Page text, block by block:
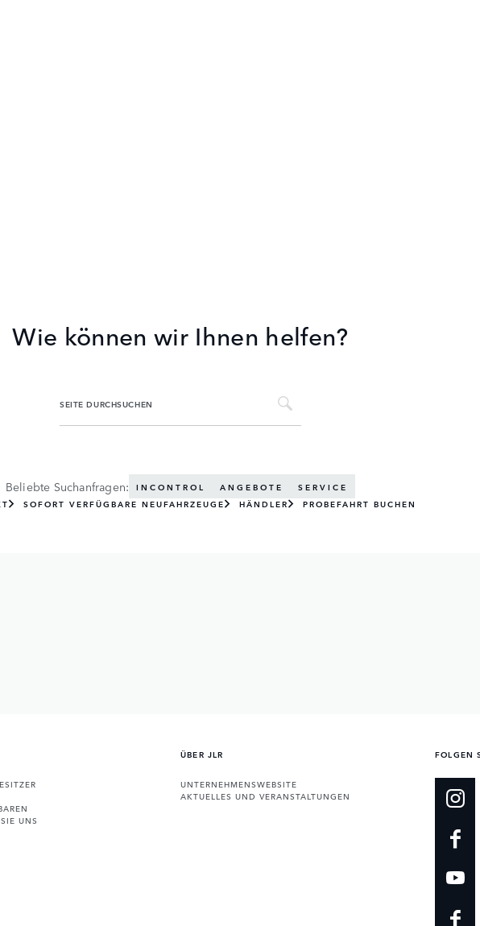
Wie können wir Ihnen helfen?
Beliebte Suchanfragen: INCONTROL ANGEBOTE
SERVICE
SOFORT VERFÜGBARE NEUFAHRZEUGE HÄNDLER PROBEFAHRT BUCHEN
UNS
ÜBER JLR
UNTERNEHMENSWEBSITE
AKTUELLES UND VERANSTALTUNGEN
FOLGEN